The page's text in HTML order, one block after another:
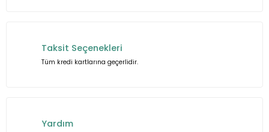
Taksit Seçenekleri
Tüm kredi kartlarına geçerlidir.
Yardım